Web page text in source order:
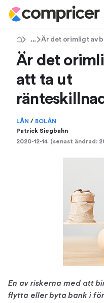
Tips & Råd
Är det
att ta ut
LÅN / BOLÅN
Patrick Siegbahn
2020-12-14 (senast ändrad:
En av riskerna med att
flytta eller byta bank i